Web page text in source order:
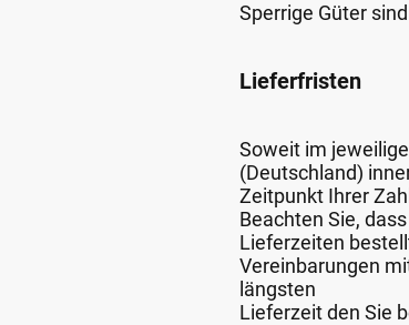
Sperrige Güter
Lieferfristen
Soweit im
(Deutschland)
Zeitpunkt Ihrer
Beachten Sie,
Lieferzeiten
Vereinbarungen
längsten
Lieferzeit den Sie